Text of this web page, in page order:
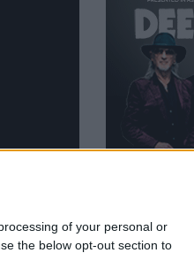
of your personal or
the below opt-out section to